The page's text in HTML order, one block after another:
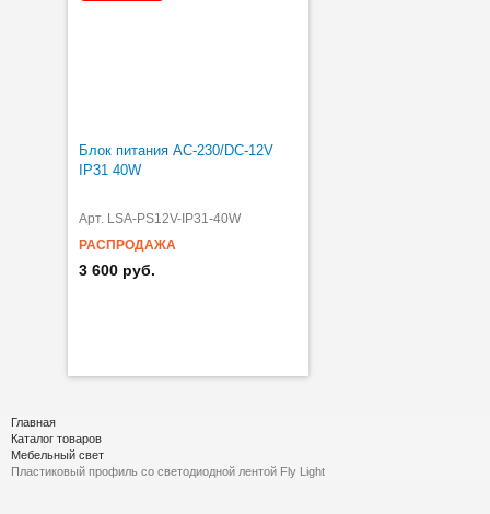
Блок питания AC-230/DC-12V
IP31 40W
Арт. LSA-PS12V-IP31-40W
РАСПРОДАЖА
3 600 руб.
Главная
Каталог товаров
Мебельный свет
Пластиковый профиль со светодиодной лентой Fly Light